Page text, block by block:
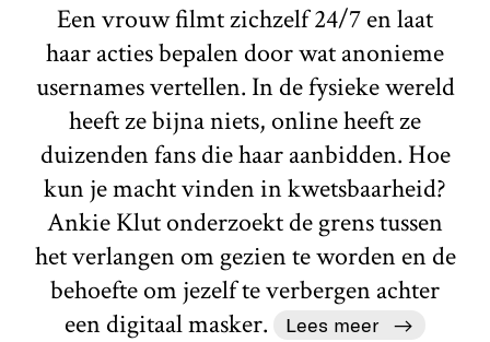
Een vrouw filmt zichzelf 24/7 en laat
haar acties bepalen door wat anonieme
usernames vertellen. In de fysieke wereld
heeft ze bijna niets, online heeft ze
duizenden fans die haar aanbidden. Hoe
kun je macht vinden in kwetsbaarheid?
Ankie Klut onderzoekt de grens tussen
het verlangen om gezien te worden en de
behoefte om jezelf te verbergen achter
een digitaal masker.
Lees meer